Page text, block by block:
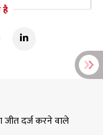
है
जीत दर्ज करने वाले